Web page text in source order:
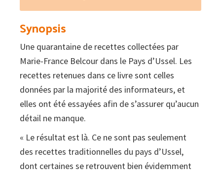
Synopsis
Une quarantaine de recettes collectées par
Marie-France Belcour dans le Pays d’Ussel. Les
recettes retenues dans ce livre sont celles
données par la majorité des informateurs, et
elles ont été essayées afin de s’assurer qu’aucun
détail ne manque.
« Le résultat est là. Ce ne sont pas seulement
des recettes traditionnelles du pays d’Ussel,
dont certaines se retrouvent bien évidemment